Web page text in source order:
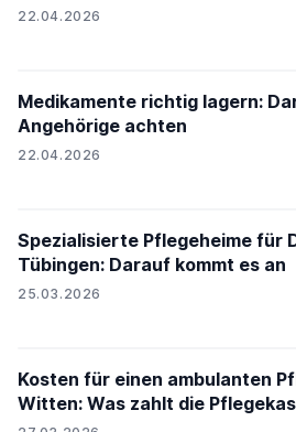
22.04.2026
Medikamente richtig lagern:
Angehörige achten
22.04.2026
Spezialisierte Pflegeheime für
Tübingen: Darauf kommt es an
25.03.2026
Kosten für einen ambulanten
Witten: Was zahlt die